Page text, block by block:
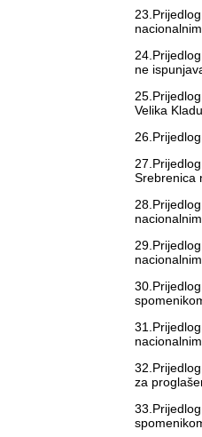
ne
Velika
Srebrenica
za